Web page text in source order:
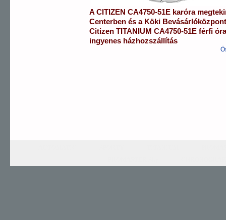
ACITIZEN CA4750-51E karóra
Centerben és a Köki
Citizen TITANIUM CA4750-51E férfi
ingyenes házhozszállítás